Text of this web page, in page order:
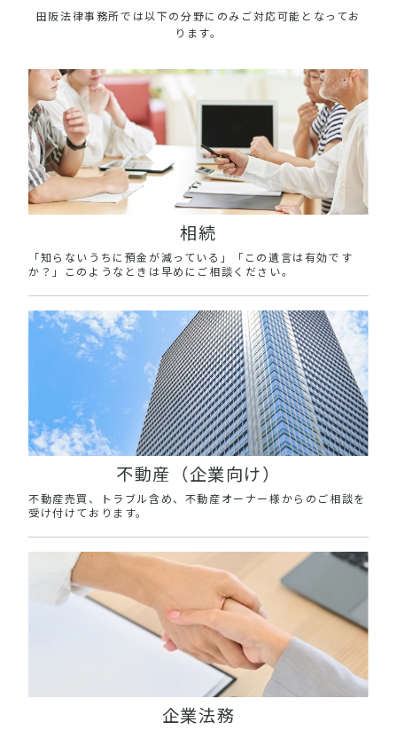
田阪法律事務所では以下の分野にのみご対応可能となってお
ります。
相続
「知らないうちに預金が減っている」「この遺言は有効です
か？」このようなときは早めにご相談ください。
不動産（企業向け）
不動産売買、トラブル含め、不動産オーナー様からのご相談を
受け付けております。
企業法務